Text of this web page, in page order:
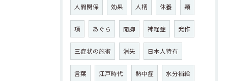
人間関係 効果 人柄 休養 頸
項 あぐら 開脚 神経症 発作
三症状の施術 消失 日本人特有
言葉 江戸時代 熱中症 水分補給